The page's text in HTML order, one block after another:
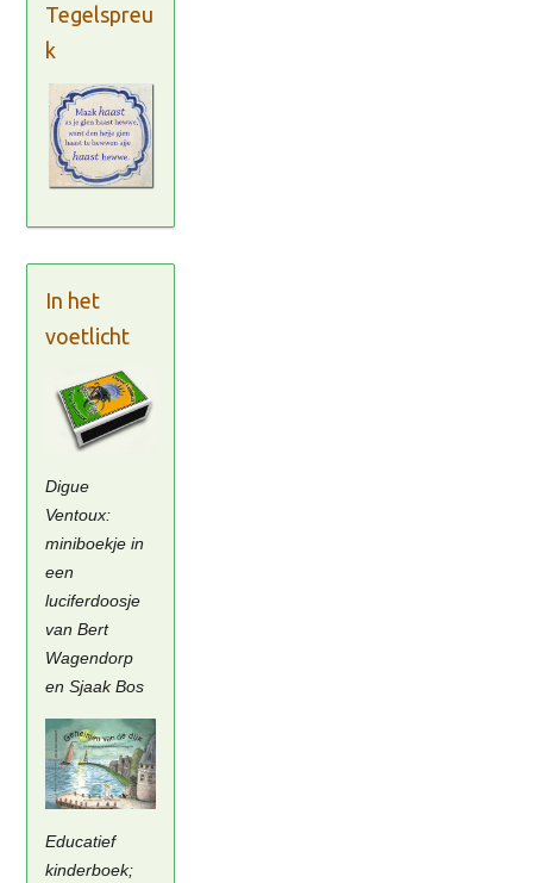
Tegelspreu
k
In het
voetlicht
Digue
Ventoux:
miniboekje in
een
luciferdoosje
van Bert
Wagendorp
en Sjaak Bos
Educatief
kinderboek;